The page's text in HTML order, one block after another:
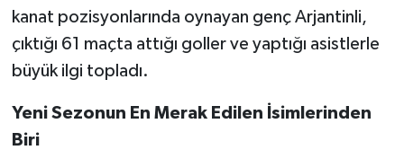
kanat pozisyonlarında oynayan genç Arjantinli,
çıktığı 61 maçta attığı goller ve yaptığı asistlerle
büyük ilgi topladı.
Yeni Sezonun En Merak Edilen İsimlerinden
Biri